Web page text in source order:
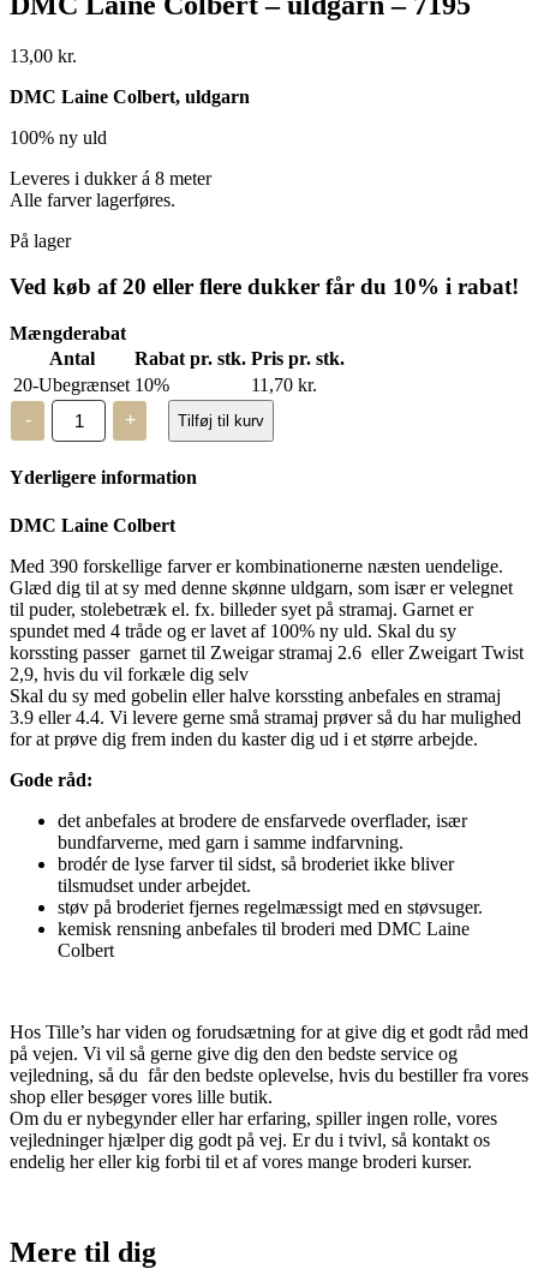
13,00 kr.
DMC Laine Colbert, uldgarn
100% ny uld
Leveres i dukker á 8 meter
Alle farver lagerføres.
På lager
Ved køb af 20 eller flere dukker får du 10% i rabat!
Mængderabat
Antal
Rabat pr. stk. Pris pr. stk.
20-Ubegrænset 10% 11,70 kr.
-
DMC
Laine
Colbert
uldgarn
7195
+ Tilføj til kurv
Yderligere information
DMC Laine Colbert
Med 390 forskellige farver er kombinationerne næsten uendelige.
Glæd dig til at sy med denne skønne uldgarn, som især er velegnet
til puder, stolebetræk el. fx. billeder syet på stramaj. Garnet er
spundet med 4 tråde og er lavet af 100% ny uld. Skal du sy
korssting passer garnet til Zweigar stramaj 2.6 eller Zweigart Twist
2,9, hvis du vil forkæle dig selv
Skal du sy med gobelin eller halve korssting anbefales en stramaj
3.9 eller 4.4. Vi levere gerne små stramaj prøver så du har mulighed
for at prøve dig frem inden du kaster dig ud i et større arbejde.
Gode råd:
det anbefales at brodere de ensfarvede overflader, især
bundfarverne, med garn i samme indfarvning.
brodér de lyse farver til sidst, så broderiet ikke bliver
tilsmudset under arbejdet.
støv på broderiet fjernes regelmæssigt med en støvsuger.
kemisk rensning anbefales til broderi med DMC Laine
Colbert
Hos Tille’s har viden og forudsætning for at give dig et godt råd med
på vejen. Vi vil så gerne give dig den den bedste service og
vejledning, så du får den bedste oplevelse, hvis du bestiller fra vores
shop eller besøger vores lille butik.
Om du er nybegynder eller har erfaring, spiller ingen rolle, vores
vejledninger hjælper dig godt på vej. Er du i tvivl, så kontakt os
endelig her eller kig forbi til et af vores mange broderi kurser.
Mere til dig